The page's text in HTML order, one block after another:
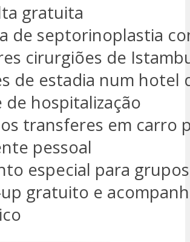
gratuita
de septorinoplastia
cirurgiões de
de estadia num hotel
de hospitalização
transferes em carro
pessoal
especial para grupos
gratuito e